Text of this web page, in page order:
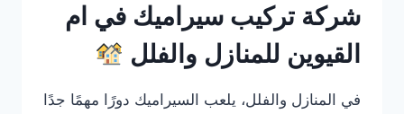
شركة تركيب سيراميك في ام
القيوين للمنازل والفلل
في المنازل والفلل، يلعب السيراميك دورًا مهمًا جدًا